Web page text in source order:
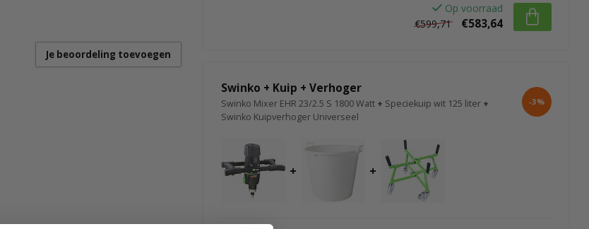
Je beoordeling toevoegen
Op voorraad
€599,71
€583,64
Swinko + Kuip + Verhoger
Swinko Mixer EHR 23/2.5 S 1800 Watt + Speciekuip wit 125 liter +
Swinko Kuipverhoger Universeel
-3%
+ +